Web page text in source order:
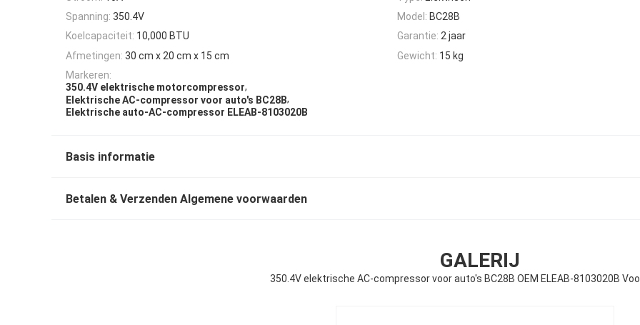
Spanning: 350.4V Model: BC28B
Koelcapaciteit: 10,000 BTU Garantie: 2 jaar
Afmetingen: 30 cm x 20 cm x 15 cm Gewicht: 15 kg
Markeren:
350.4V elektrische motorcompressor,
Elektrische AC-compressor voor auto's BC28B,
Elektrische auto-AC-compressor ELEAB-8103020B
Basis informatie
Betalen & Verzenden Algemene voorwaarden
GALERIJ
350.4V elektrische AC-compressor voor auto's BC28B OEM ELEAB-8103020B